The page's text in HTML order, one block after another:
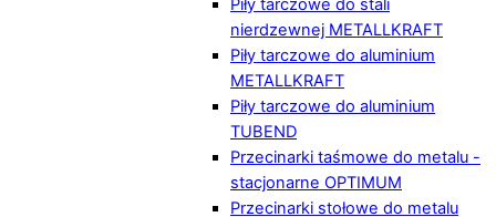
Piły tarczowe do stali
nierdzewnej METALLKRAFT
Piły tarczowe do aluminium
METALLKRAFT
Piły tarczowe do aluminium
TUBEND
Przecinarki taśmowe do metalu -
stacjonarne OPTIMUM
Przecinarki stołowe do metalu